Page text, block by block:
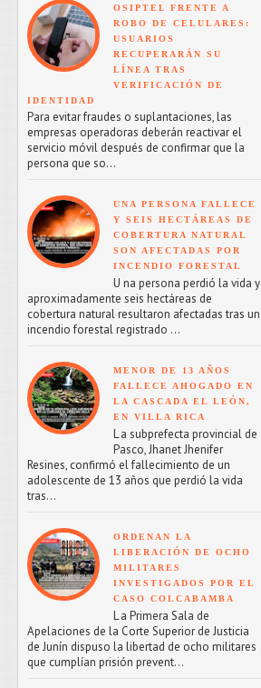
OSIPTEL FRENTE A
ROBO DE CELULARES:
USUARIOS
RECUPERARÁN SU
LÍNEA TRAS
VERIFICACIÓN DE
IDENTIDAD
Para evitar fraudes o suplantaciones, las
empresas operadoras deberán reactivar el
servicio móvil después de confirmar que la
persona que so...
UNA PERSONA FALLECE
Y SEIS HECTÁREAS DE
COBERTURA NATURAL
SON AFECTADAS POR
INCENDIO FORESTAL
U na persona perdió la vida y
aproximadamente seis hectáreas de
cobertura natural resultaron afectadas tras un
incendio forestal registrado ...
MENOR DE 13 AÑOS
FALLECE AHOGADO EN
LA CASCADA EL LEÓN,
EN VILLA RICA
L a subprefecta provincial de
Pasco, Jhanet Jhenifer
Resines, confirmó el fallecimiento de un
adolescente de 13 años que perdió la vida
tras...
ORDENAN LA
LIBERACIÓN DE OCHO
MILITARES
INVESTIGADOS POR EL
CASO COLCABAMBA
L a Primera Sala de
Apelaciones de la Corte Superior de Justicia
de Junín dispuso la libertad de ocho militares
que cumplían prisión prevent...